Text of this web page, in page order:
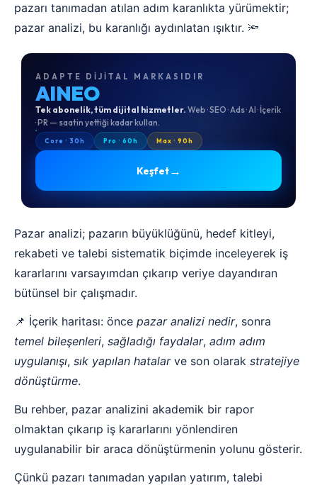
pazarı tanımadan atılan adım karanlıkta yürümektir;
pazar analizi, bu karanlığı aydınlatan ışıktır. 🔦
ADAPTE DIJITAL MARKASIDIR
AINEO
Tek abonelik, tüm dijital hizmetler. Web · SEO · Ads · AI · İçerik
· PR — saatin yettiği kadar kullan.
Core · 30h Pro · 60h Max · 90h
Keşfet→
Pazar analizi; pazarın büyüklüğünü, hedef kitleyi,
rekabeti ve talebi sistematik biçimde inceleyerek iş
kararlarını varsayımdan çıkarıp veriye dayandıran
bütünsel bir çalışmadır.
📌 İçerik haritası: önce pazar analizi nedir, sonra
temel bileşenleri, sağladığı faydalar, adım adım
uygulanışı, sık yapılan hatalarve son olarak stratejiye
dönüştürme.
Bu rehber, pazar analizini akademik bir rapor
olmaktan çıkarıp iş kararlarını yönlendiren
uygulanabilir bir araca dönüştürmenin yolunu gösterir.
Çünkü pazarı tanımadan yapılan yatırım, talebi